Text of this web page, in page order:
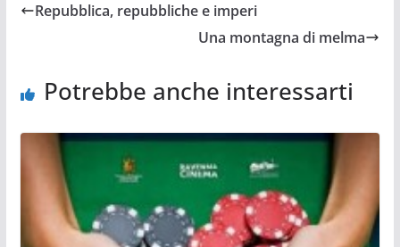
Repubblica, repubbliche e imperi
Una montagna di melma
Potrebbe anche interessarti